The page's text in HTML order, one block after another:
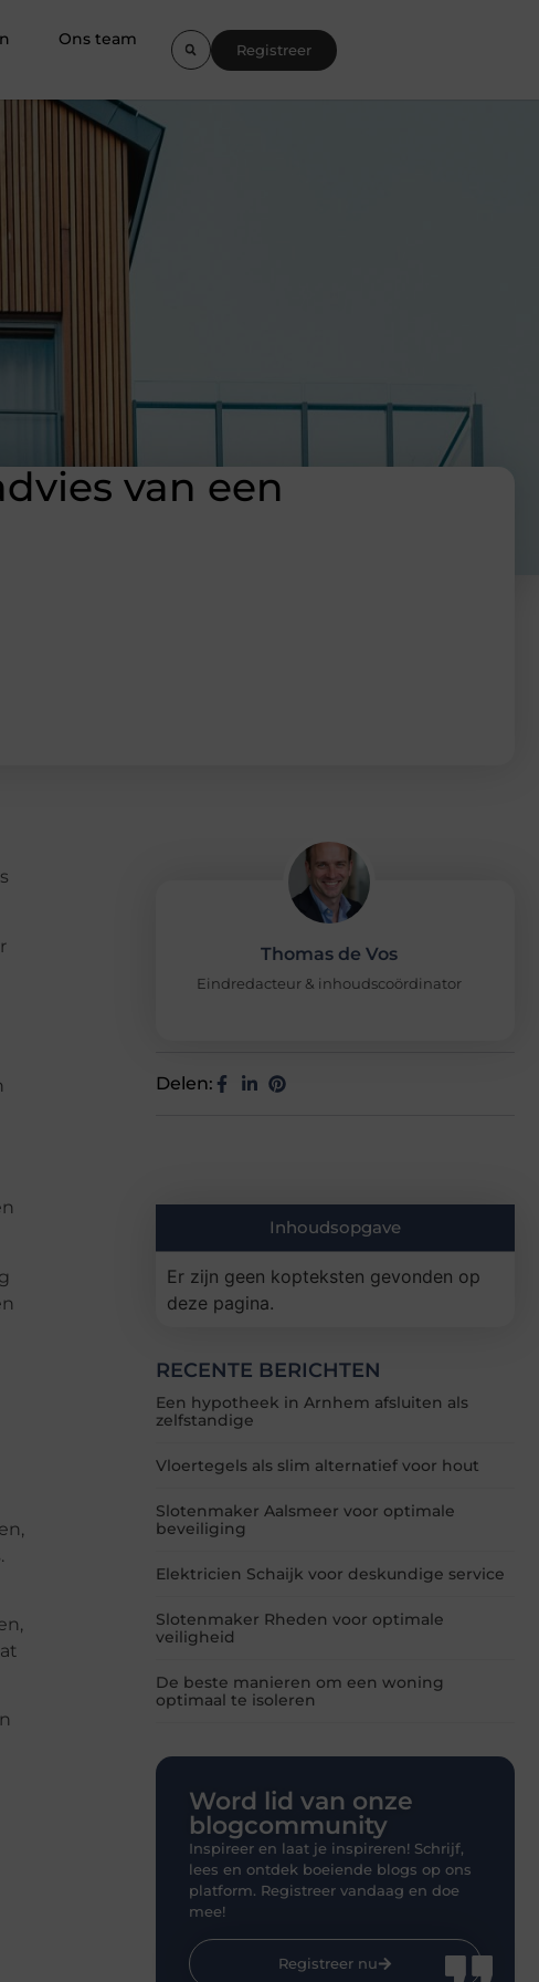
Ons team
Registreer
van een
Thomas de Vos
Eindredacteur & inhoudscoördinator
Delen:
Inhoudsopgave
Er zijn geen kopteksten gevonden op
deze pagina.
RECENTE BERICHTEN
Een hypotheek in Arnhem afsluiten als
zelfstandige
Vloertegels als slim alternatief voor hout
Slotenmaker Aalsmeer voor optimale
beveiliging
Elektricien Schaijk voor deskundige service
Slotenmaker Rheden voor optimale
veiligheid
De beste manieren om een woning
optimaal te isoleren
Word lid van onze
blogcommunity
Inspireer en laat je inspireren! Schrijf,
lees en ontdek boeiende blogs op ons
platform. Registreer vandaag en doe
mee!
Registreer nu